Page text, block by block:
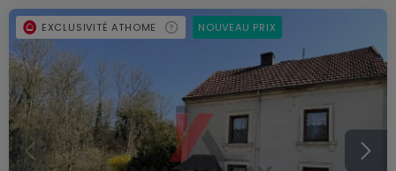
EXCLUSIVITÉ ATHOME NOUVEAU PRIX